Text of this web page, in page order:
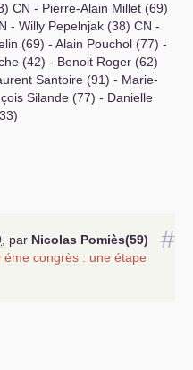
CN - Pierre-Alain Millet (69)
- Willy Pepelnjak (38) CN -
(69) - Alain Pouchol (77) -
(42) - Benoit Roger (62)
Santoire (91) - Marie-
Silande (77) - Danielle
#
par Nicolas Pomiès(59)
éme congrès : une étape